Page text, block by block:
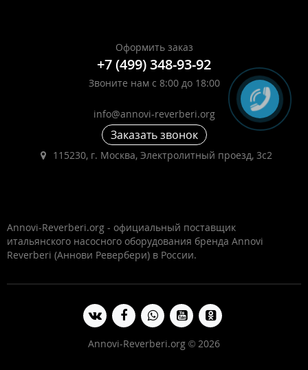
Оформить заказ
+7 (499) 348-93-92
Звоните нам с 8:00 до 18:00
info@annovi-reverberi.org
Заказать звонок
115230, г. Москва, Электролитный проезд, 3с2
Annovi-Reverberi.org - официальный поставщик
итальянского насосного оборудования бренда Annovi
Reverberi (Аннови Ревербери) в России.
Annovi-Reverberi.org © 2026